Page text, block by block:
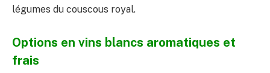
légumes du couscous royal.
Options en vins blancs aromatiques et
frais